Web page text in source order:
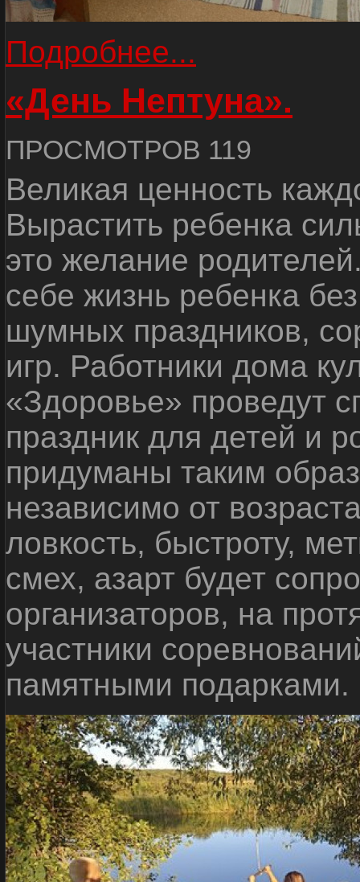
Подробнее...
«День Нептуна».
ПРОСМОТРОВ 119
Великая ценность
Вырастить ребенка
это желание
себе жизнь ребенка
шумных праздников,
игр. Работники дома
«Здоровье» проведут
праздник для детей и
придуманы таким
независимо от
ловкость, быстроту,
смех, азарт будет
организаторов, на
участники
памятными подарками.